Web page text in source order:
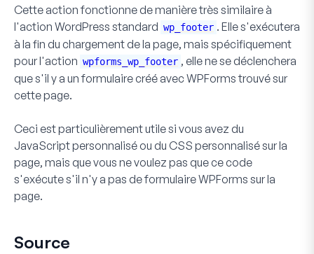
Cette action fonctionne de manière très similaire à
l'action WordPress standard wp_footer . Elle s'exécutera
à la fin du chargement de la page, mais spécifiquement
pour l'action wpforms_wp_footer , elle ne se déclenchera
que s'il y a un formulaire créé avec WPForms trouvé sur
cette page.
Ceci est particulièrement utile si vous avez du
JavaScript personnalisé ou du CSS personnalisé sur la
page, mais que vous ne voulez pas que ce code
s'exécute s'il n'y a pas de formulaire WPForms sur la
page.
Source